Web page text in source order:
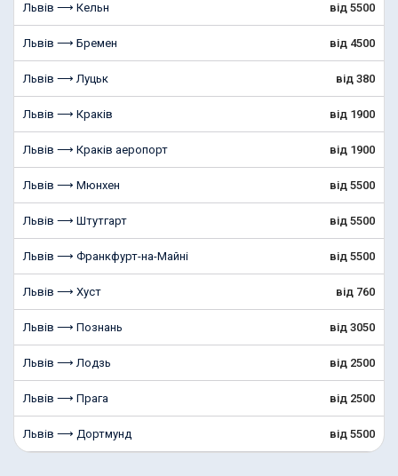
Львів ⟶ Кельн від 5500
Львів ⟶ Бремен від 4500
Львів ⟶ Луцьк від 380
Львів ⟶ Краків від 1900
Львів ⟶ Краків аеропорт від 1900
Львів ⟶ Мюнхен від 5500
Львів ⟶ Штутгарт від 5500
Львів ⟶ Франкфурт-на-Майні від 5500
Львів ⟶ Хуст від 760
Львів ⟶ Познань від 3050
Львів ⟶ Лодзь від 2500
Львів ⟶ Прага від 2500
Львів ⟶ Дортмунд від 5500